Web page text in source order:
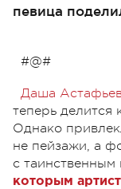
певица
#@#
Даша
теперь делится
Однако
не пейзажи, а
с
которым